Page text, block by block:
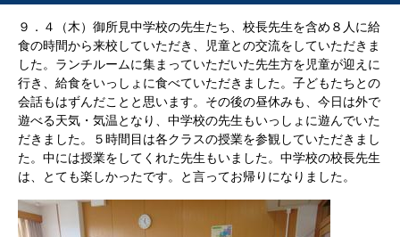
９．４（木）御所見中学校の先生たち、校長先生を含め８人に給
食の時間から来校していただき、児童との交流をしていただきま
した。ランチルームに集まっていただいた先生方を児童が迎えに
行き、給食をいっしょに食べていただきました。子どもたちとの
会話もはずんだことと思います。その後の昼休みも、今日は外で
遊べる天気・気温となり、中学校の先生もいっしょに遊んでいた
だきました。５時間目は各クラスの授業を参観していただきまし
た。中には授業をしてくれた先生もいました。中学校の校長先生
は、とても楽しかったです。と言ってお帰りになりました。